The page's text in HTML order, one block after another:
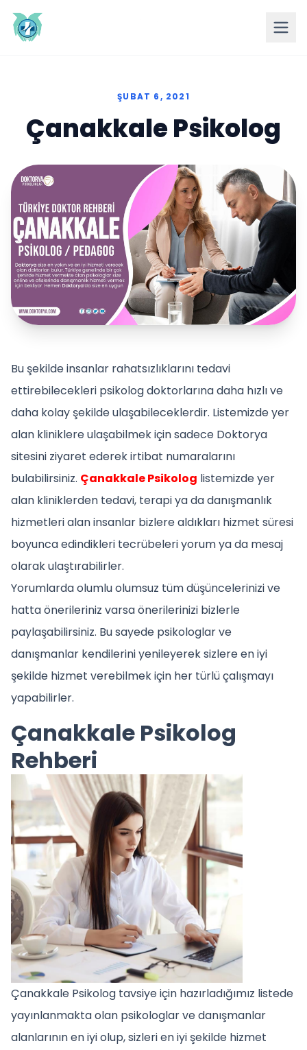
ŞUBAT 6, 2021
Çanakkale Psikolog
Bu şekilde insanlar rahatsızlıklarını tedavi
ettirebilecekleri psikolog doktorlarına daha hızlı ve
daha kolay şekilde ulaşabileceklerdir. Listemizde yer
alan kliniklere ulaşabilmek için sadece Doktorya
sitesini ziyaret ederek irtibat numaralarını
bulabilirsiniz. Çanakkale Psikolog listemizde yer
alan kliniklerden tedavi, terapi ya da danışmanlık
hizmetleri alan insanlar bizlere aldıkları hizmet süresi
boyunca edindikleri tecrübeleri yorum ya da mesaj
olarak ulaştırabilirler.
Yorumlarda olumlu olumsuz tüm düşüncelerinizi ve
hatta önerileriniz varsa önerilerinizi bizlerle
paylaşabilirsiniz. Bu sayede psikologlar ve
danışmanlar kendilerini yenileyerek sizlere en iyi
şekilde hizmet verebilmek için her türlü çalışmayı
yapabilirler.
Çanakkale Psikolog
Rehberi
Çanakkale Psikolog tavsiye için hazırladığımız listede
yayınlanmakta olan psikologlar ve danışmanlar
alanlarının en iyi olup, sizleri en iyi şekilde hizmet